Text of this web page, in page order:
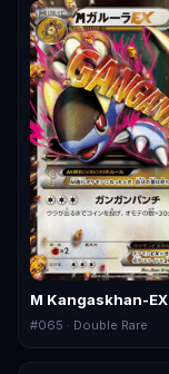
M Kangaskhan-EX
#065 · Double Rare